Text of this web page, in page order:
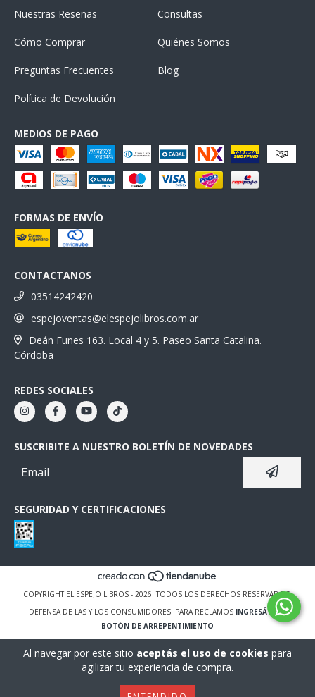
Al navegar por este sitio aceptás el uso de cookies para
agilizar tu experiencia de compra.
Nuestras Reseñas Consultas
Cómo Comprar Quiénes Somos
Preguntas Frecuentes Blog
Política de Devolución
MEDIOS DE PAGO
FORMAS DE ENVÍO
CONTACTANOS
03514242420
espejoventas@elespejolibros.com.ar
Deán Funes 163. Local 4 y 5. Paseo Santa Catalina.
Córdoba
REDES SOCIALES
SUSCRIBITE A NUESTRO BOLETÍN DE NOVEDADES
SEGURIDAD Y CERTIFICACIONES
COPYRIGHT EL ESPEJO LIBROS - 2026. TODOS LOS DERECHOS RESERVADOS.
DEFENSA DE LAS Y LOS CONSUMIDORES. PARA RECLAMOS INGRESÁ ACÁ.
BOTÓN DE ARREPENTIMIENTO